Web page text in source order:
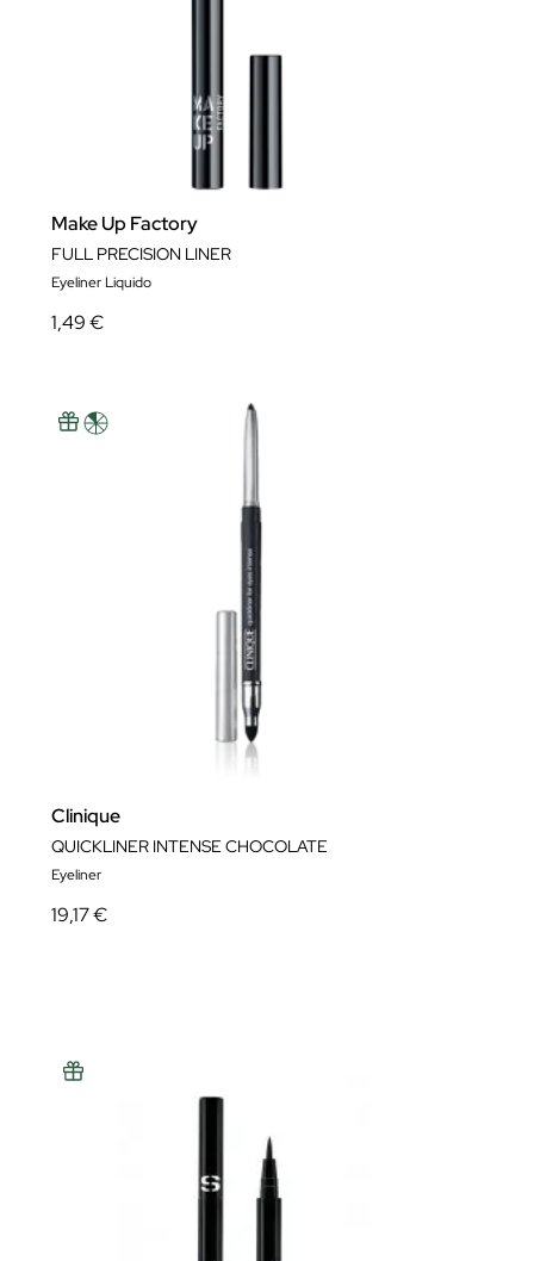
Make Up Factory
FULL PRECISION LINER
Eyeliner Liquido
1,49 €
Clinique
QUICKLINER INTENSE CHOCOLATE
Eyeliner
19,17 €